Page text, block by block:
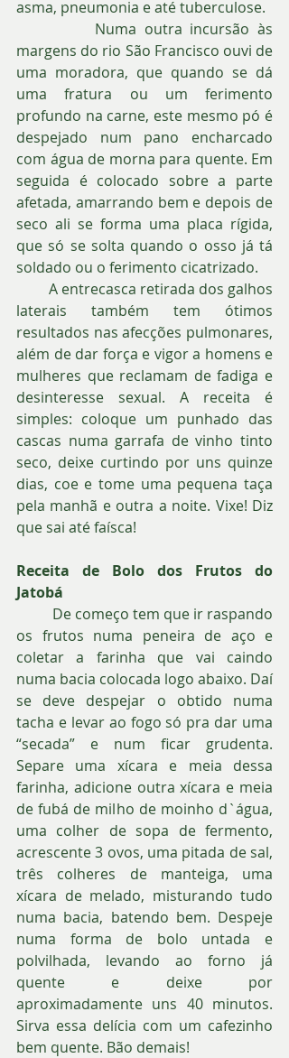
asma, pneumonia e até tuberculose.
margens do rio São Francisco ouvi de
uma moradora, que quando se dá
uma fratura ou um ferimento
profundo na carne, este mesmo pó é
despejado num pano encharcado
com água de morna para quente. Em
seguida é colocado sobre a parte
afetada, amarrando bem e depois de
seco ali se forma uma placa rígida,
que só se solta quando o osso já tá
soldado ou o ferimento cicatrizado.
laterais também tem ótimos
resultados nas afecções pulmonares,
além de dar força e vigor a homens e
mulheres que reclamam de fadiga e
desinteresse sexual. A receita é
simples: coloque um punhado das
cascas numa garrafa de vinho tinto
seco, deixe curtindo por uns quinze
dias, coe e tome uma pequena taça
pela manhã e outra a noite. Vixe! Diz
que sai até faísca!
Receita de Bolo dos Frutos do
Jatobá
os frutos numa peneira de aço e
coletar a farinha que vai caindo
numa bacia colocada logo abaixo. Daí
se deve despejar o obtido numa
tacha e levar ao fogo só pra dar uma
“secada” e num ficar grudenta.
Separe uma xícara e meia dessa
farinha, adicione outra xícara e meia
de fubá de milho de moinho d`água,
uma colher de sopa de fermento,
acrescente 3 ovos, uma pitada de sal,
três colheres de manteiga, uma
xícara de melado, misturando tudo
numa bacia, batendo bem. Despeje
numa forma de bolo untada e
polvilhada, levando ao forno já
quente e deixe por
aproximadamente uns 40 minutos.
Sirva essa delícia com um cafezinho
bem quente. Bão demais!